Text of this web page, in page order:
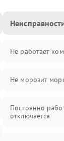
Не работает
Не морозит
Постоянно
отключается